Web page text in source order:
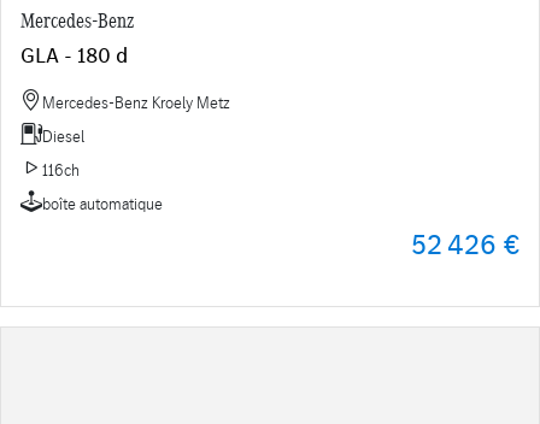
Mercedes-Benz
GLA - 180 d
Mercedes-Benz Kroely Metz
Diesel
116ch
boîte automatique
52 426 €